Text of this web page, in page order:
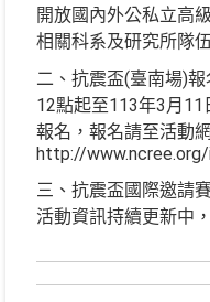
開放國內外公私立高
相關科系及研究所隊
二、抗震盃(臺南場)
12點起至113年3月
報名，報名請至活動網
http://
三、抗震盃國際邀請
活動資訊持續更新中